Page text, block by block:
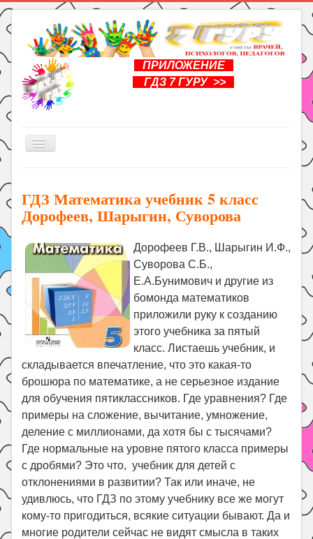
ПРИЛОЖЕНИЕ
ГДЗ 7 ГУРУ >>
Включить/
Книги
Рукоделие
Подготовка к школе
Уроки
ГДЗ
Праздники
Психология
Летом!
Поиск
ГДЗ Математика учебник 5 класс
Дорофеев, Шарыгин, Суворова
Дорофеев Г.В., Шарыгин И.Ф.,
Суворова С.Б.,
Е.А.Бунимович и другие из
бомонда математиков
приложили руку к созданию
этого учебника за пятый
класс. Листаешь учебник, и
складывается впечатление, что это какая-то
брошюра по математике, а не серьезное издание
для обучения пятиклассников. Где уравнения? Где
примеры на сложение, вычитание, умножение,
деление с миллионами, да хотя бы с тысячами?
Где нормальные на уровне пятого класса примеры
с дробями? Это что, учебник для детей с
отклонениями в развитии? Так или иначе, не
удивлюсь, что ГДЗ по этому учебнику все же могут
кому-то пригодиться, всякие ситуации бывают. Да и
многие родители сейчас не видят смысла в таких